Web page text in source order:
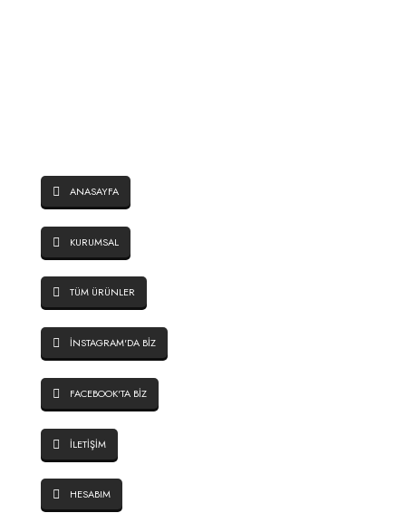
ANASAYFA
KURUMSAL
TÜM ÜRÜNLER
İNSTAGRAM'DA BİZ
FACEBOOK'TA BİZ
İLETİŞİM
HESABIM